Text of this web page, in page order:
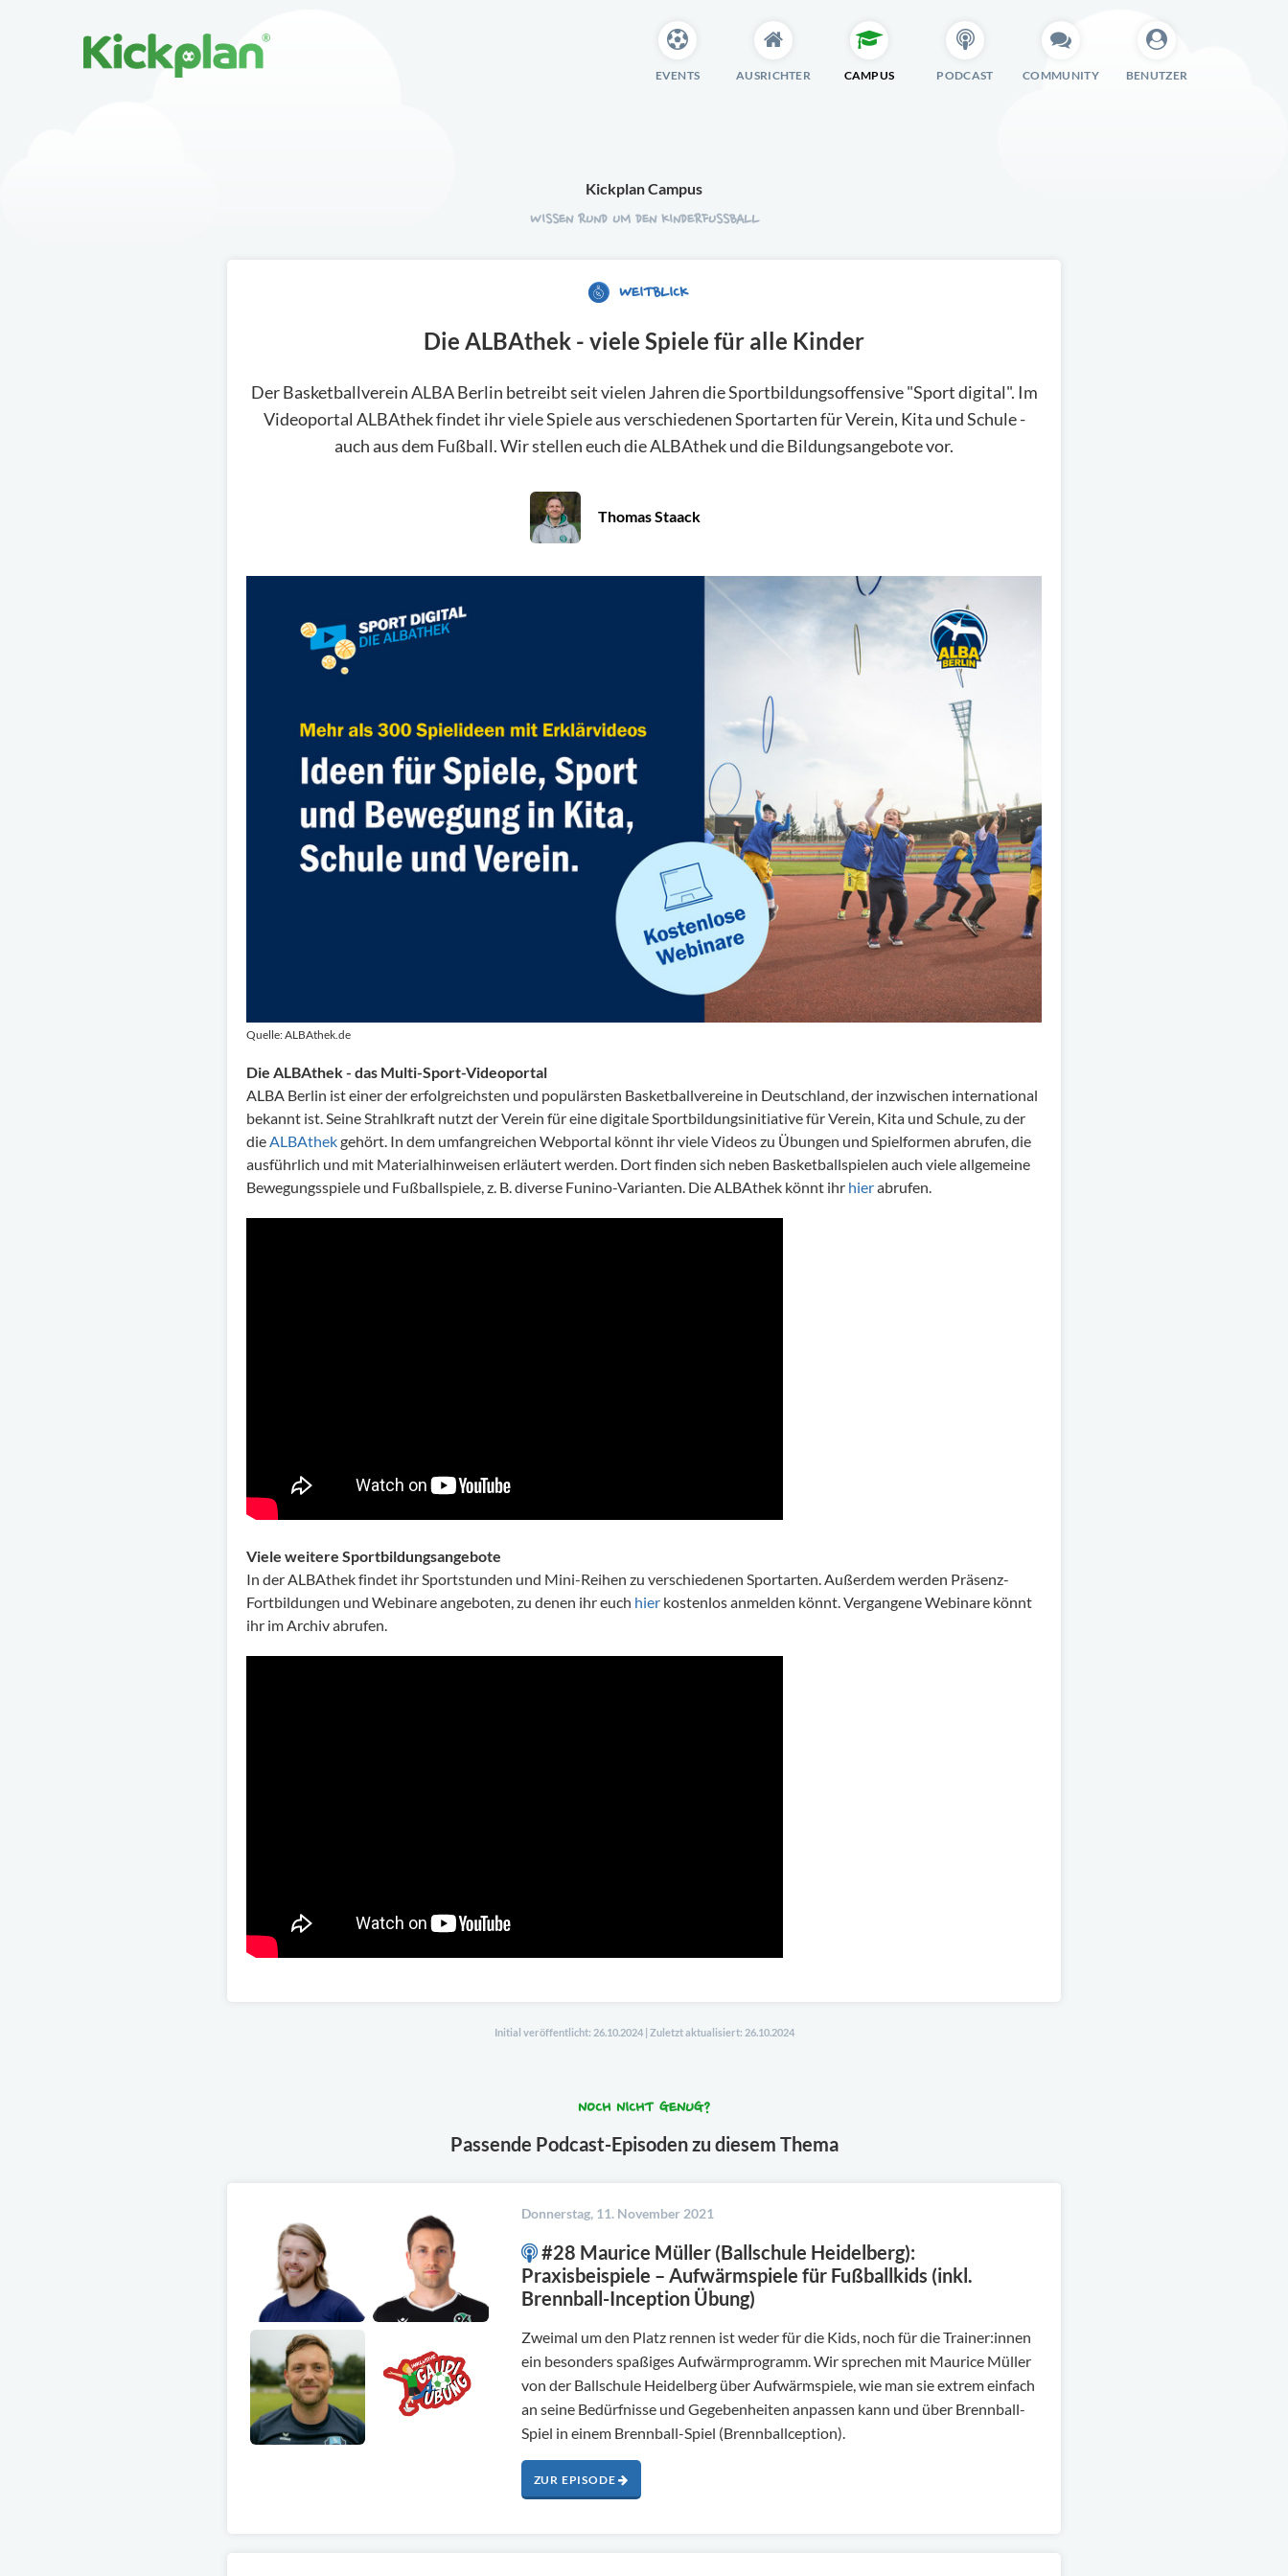
EVENTS AUSRICHTER CAMPUS PODCAST COMMUNITY BENUTZER
Kickplan Campus
WISSEN RUND UM DEN KINDERFUSSBALL
WEITBLICK
Die ALBAthek - viele Spiele für alle Kinder
Der Basketballverein ALBA Berlin betreibt seit vielen Jahren die Sportbildungsoffensive "Sport digital". Im
Videoportal ALBAthek findet ihr viele Spiele aus verschiedenen Sportarten für Verein, Kita und Schule -
auch aus dem Fußball. Wir stellen euch die ALBAthek und die Bildungsangebote vor.
Thomas Staack
Quelle: ALBAthek.de
Die ALBAthek - das Multi-Sport-Videoportal
ALBA Berlin ist einer der erfolgreichsten und populärsten Basketballvereine in Deutschland, der inzwischen international
bekannt ist. Seine Strahlkraft nutzt der Verein für eine digitale Sportbildungsinitiative für Verein, Kita und Schule, zu der
dieALBAthekgehört. In dem umfangreichen Webportal könnt ihr viele Videos zu Übungen und Spielformen abrufen, die
ausführlich und mit Materialhinweisen erläutert werden. Dort finden sich neben Basketballspielen auch viele allgemeine
Bewegungsspiele und Fußballspiele, z. B. diverse Funino-Varianten. Die ALBAthek könnt ihr hierabrufen.
Viele weitere Sportbildungsangebote
In der ALBAthek findet ihr Sportstunden und Mini-Reihen zu verschiedenen Sportarten. Außerdem werden Präsenz-
Fortbildungen und Webinare angeboten, zu denen ihr euch hier kostenlos anmelden könnt. Vergangene Webinare könnt
ihr im Archiv abrufen.
Initial veröffentlicht: 26.10.2024 | Zuletzt aktualisiert: 26.10.2024
NOCH NICHT GENUG?
Passende Podcast-Episoden zu diesem Thema
Donnerstag, 11. November 2021
#28 Maurice Müller (Ballschule Heidelberg):
Praxisbeispiele – Aufwärmspiele für Fußballkids (inkl.
Brennball-Inception Übung)
Zweimal um den Platz rennen ist weder für die Kids, noch für die Trainer:innen
ein besonders spaßiges Aufwärmprogramm. Wir sprechen mit Maurice Müller
von der Ballschule Heidelberg über Aufwärmspiele, wie man sie extrem einfach
an seine Bedürfnisse und Gegebenheiten anpassen kann und über Brennball-
Spiel in einem Brennball-Spiel (Brennballception).
ZUR EPISODE